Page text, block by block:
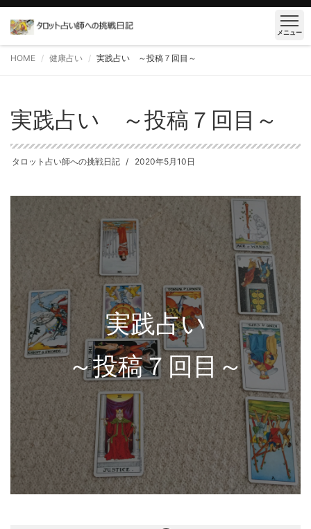
メニュー
HOME 健康占い 実践占い ～投稿７回目～
実践占い ～投稿７回目～
タロット占い師への挑戦日記 2020年5月10日
実践占い
～投稿７回目～